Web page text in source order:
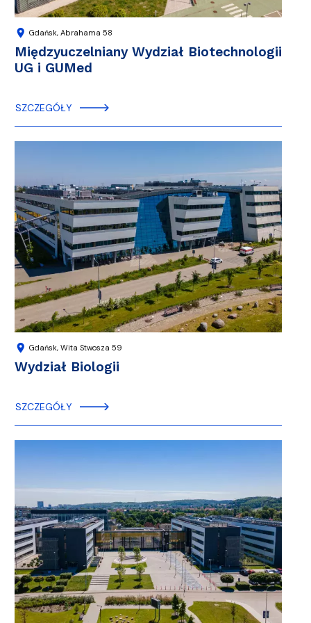
location_on Gdańsk, Abrahama 58
Międzyuczelniany Wydział Biotechnologii
UG i GUMed
SZCZEGÓŁY
location_on Gdańsk, Wita Stwosza 59
Wydział Biologii
SZCZEGÓŁY